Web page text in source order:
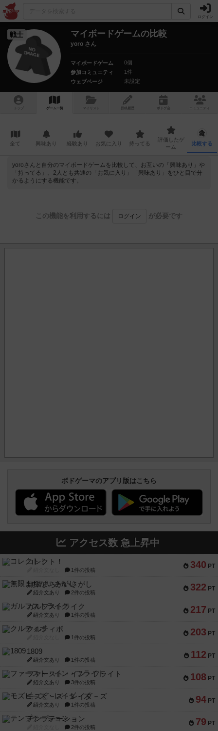
ログイン
戦士 マイボードゲームの比較
yoro さん
マイボードゲーム
0個
参加コミュニティ
1件
ウェブページ
未設定
トップ ゲーム一覧 マイリスト 投稿履歴 ボ ドゲ コミュニティ
全て 興味あり 経験あり お気に入り 持ってる
評価したゲ
ーム
比較する
yoroさんと自分のマイボードゲームを比較して、お互いの「興味あり」や
「持ってる」、2人とも共通の「お気に入り」「興味あり」をひと目で分
かるようにする機能です。
この機能を利用するには ログイン が必要です
ボドゲーマのアプリ版はこちら
アクセス数 急上昇中
340 PT
コレクト！
1件の投稿
322 PT
無限まちがいさがし
紹介文あり 2件の投稿
217 PT
ガルフストライク
紹介文あり 1件の投稿
203 PT
クルティボ
1件の投稿
112 PT
1809
紹介文あり 1件の投稿
108 PT
ファースト・イン・フライト
紹介文あり 3件の投稿
94 PT
モズビ－ズ・レイダ－ズ
紹介文あり 1件の投稿
79 PT
テンプテーション
2件の投稿